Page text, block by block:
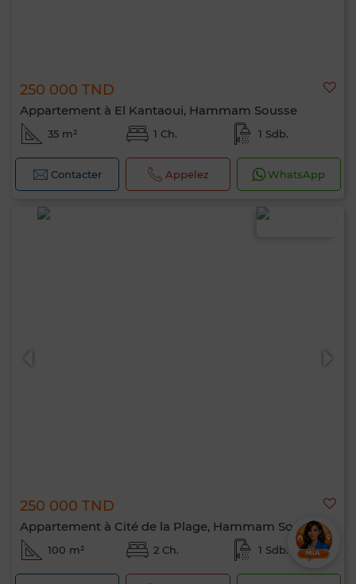
250 000 TND
Appartement à El Kantaoui, Hammam Sousse
35 m² 1 Ch. 1 Sdb.
Contacter Appelez WhatsApp
250 000 TND
Appartement à Cité de la Plage, Hammam Sousse
100 m² 2 Ch. 1 Sdb.